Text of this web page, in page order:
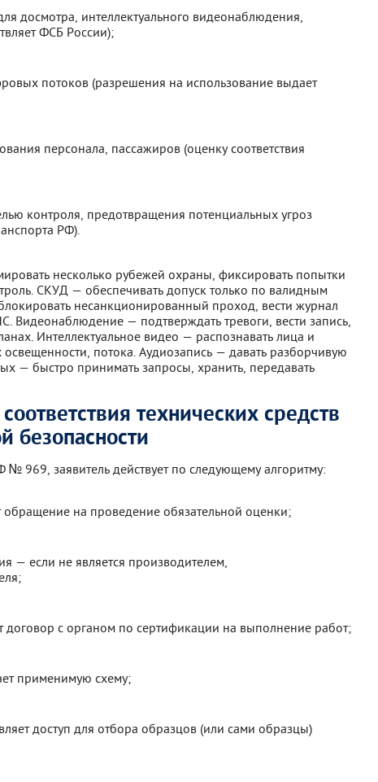
досмотра, интеллектуального видеонаблюдения,
ФСБ России);
потоков (разрешения на использование выдает
персонала, пассажиров (оценку соответствия
контроля, предотвращения потенциальных угроз
РФ).
несколько рубежей охраны, фиксировать попытки
СКУД — обеспечивать допуск только по валидным
несанкционированный проход, вести журнал
Видеонаблюдение — подтверждать тревоги, вести запись,
Интеллектуальное видео — распознавать лица и
потока. Аудиозапись — давать разборчивую
— быстро принимать запросы, хранить, передавать
технических средств
безопасности
969, заявитель действует по следующему алгоритму:
на проведение обязательной оценки;
— если не является производителем,
с органом по сертификации на выполнение работ;
применимую схему;
доступ для отбора образцов (или сами образцы)